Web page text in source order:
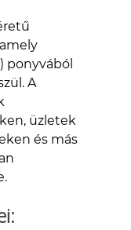
ponyvából
A
üzletek
és más